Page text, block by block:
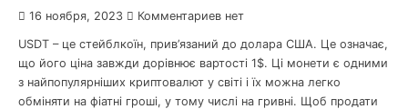
16 ноября, 2023 Комментариев нет
USDT – це стейблкоїн, прив’язаний до долара США. Це означає,
що його ціна завжди дорівнює вартості 1$. Ці монети є одними
з найпопулярніших криптовалют у світі і їх можна легко
обміняти на фіатні гроші, у тому числі на гривні. Щоб продати